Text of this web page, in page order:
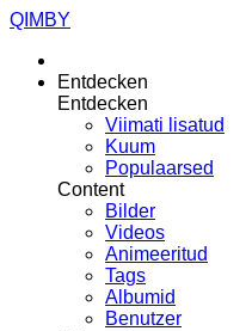
QIMBY
Entdecken
Entdecken
Viimati lisatud
Kuum
Populaarsed
Content
Bilder
Videos
Animeeritud
Tags
Albumid
Benutzer